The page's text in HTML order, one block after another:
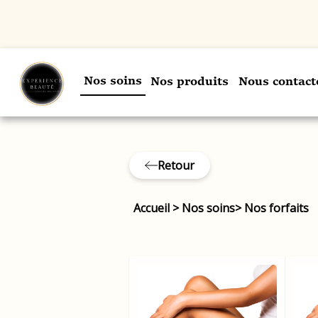
Nos soins Nos produits Nous
Retour
Accueil >Nos soins>Nos forfaits